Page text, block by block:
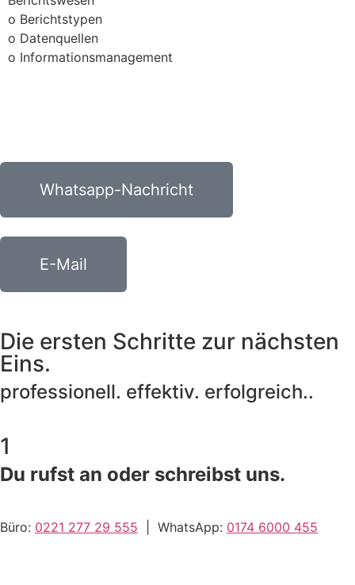
o Berichtstypen
o Datenquellen
o Informationsmanagement
Whatsapp-Nachricht
E-Mail
Die ersten Schritte zur nächsten
Eins.
professionell. effektiv. erfolgreich..
1
Du rufst an oder schreibst uns.
Büro: 0221 277 29 555 | WhatsApp: 0174 6000 455